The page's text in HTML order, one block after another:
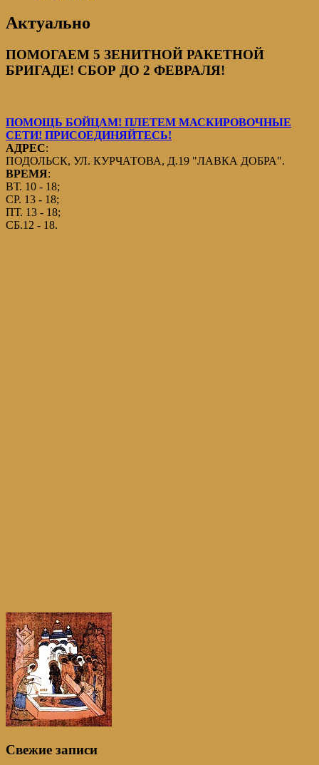
Актуально
ПОМОГАЕМ 5 ЗЕНИТНОЙ РАКЕТНОЙ
БРИГАДЕ! СБОР ДО 2 ФЕВРАЛЯ!
ПОМОЩЬ БОЙЦАМ! ПЛЕТЕМ МАСКИРОВОЧНЫЕ
СЕТИ! ПРИСОЕДИНЯЙТЕСЬ!
АДРЕС:
ПОДОЛЬСК, УЛ. КУРЧАТОВА, Д.19 "ЛАВКА ДОБРА".
ВРЕМЯ:
ВТ. 10 - 18;
СР. 13 - 18;
ПТ. 13 - 18;
СБ.12 - 18.
Свежие записи